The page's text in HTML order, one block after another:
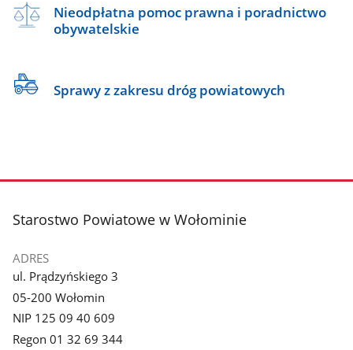
Nieodpłatna pomoc prawna i poradnictwo
obywatelskie
Sprawy z zakresu dróg powiatowych
stopka
Starostwo Powiatowe w Wołominie
ADRES
ul. Prądzyńskiego 3
05-200 Wołomin
NIP 125 09 40 609
Regon 01 32 69 344